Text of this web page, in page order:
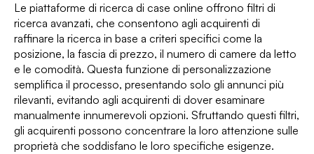
Le piattaforme di ricerca di case online offrono filtri di
ricerca avanzati, che consentono agli acquirenti di
raffinare la ricerca in base a criteri specifici come la
posizione, la fascia di prezzo, il numero di camere da letto
e le comodità. Questa funzione di personalizzazione
semplifica il processo, presentando solo gli annunci più
rilevanti, evitando agli acquirenti di dover esaminare
manualmente innumerevoli opzioni. Sfruttando questi filtri,
gli acquirenti possono concentrare la loro attenzione sulle
proprietà che soddisfano le loro specifiche esigenze.